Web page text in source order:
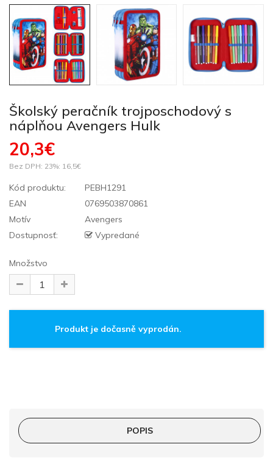
Školský peračník trojposchodový s
náplňou Avengers Hulk
20,3€
Bez DPH: 23%: 16,5€
Kód produktu:
PEBH1291
EAN
0769503870861
Motív
Avengers
Dostupnosť:
Vypredané
Množstvo
Produkt je dočasně vyprodán.
POPIS